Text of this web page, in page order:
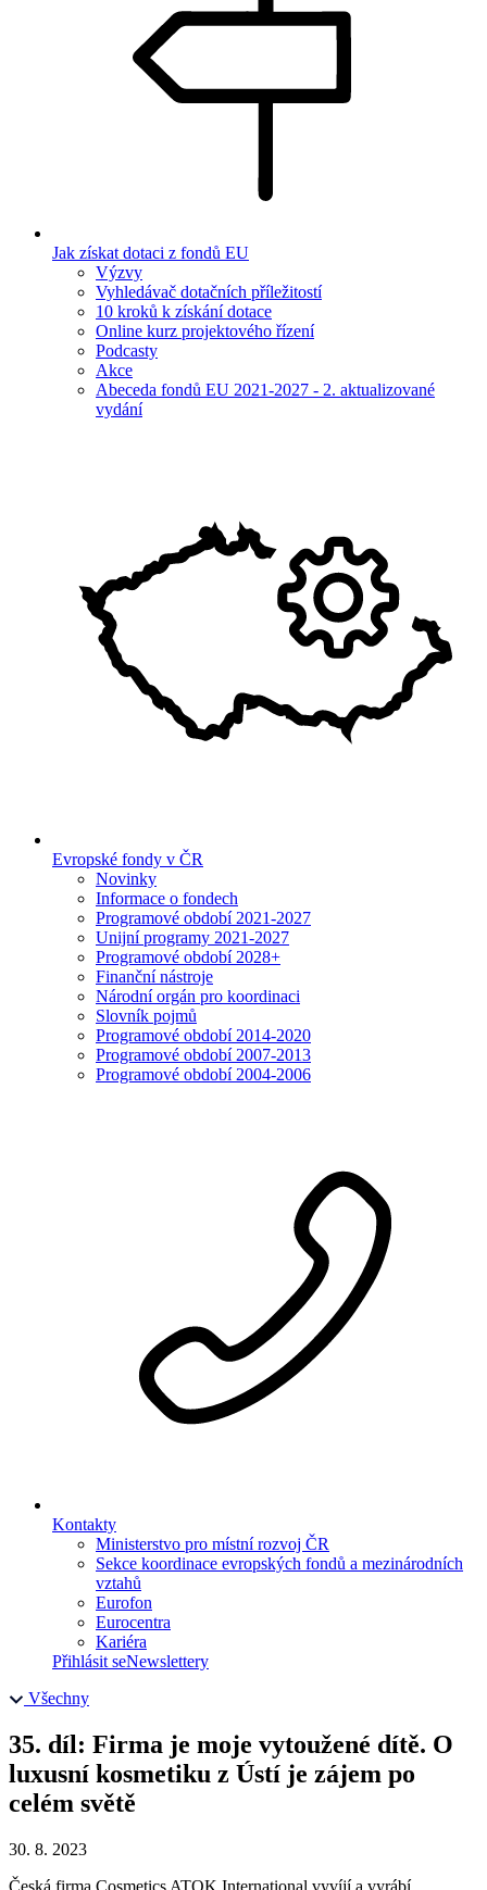
Jak získat dotaci z fondů EU
Výzvy
Vyhledávač dotačních příležitostí
10 kroků k získání dotace
Online kurz projektového řízení
Podcasty
Akce
Abeceda fondů EU 2021-2027 - 2. aktualizované
vydání
Evropské fondy v ČR
Novinky
Informace o fondech
Programové období 2021-2027
Unijní programy 2021-2027
Programové období 2028+
Finanční nástroje
Národní orgán pro koordinaci
Slovník pojmů
Programové období 2014-2020
Programové období 2007-2013
Programové období 2004-2006
Kontakty
Ministerstvo pro místní rozvoj ČR
Sekce koordinace evropských fondů a mezinárodních
vztahů
Eurofon
Eurocentra
Kariéra
Přihlásit seNewslettery
Všechny
35. díl: Firma je moje vytoužené dítě. O
luxusní kosmetiku z Ústí je zájem po
celém světě
30. 8. 2023
Česká firma Cosmetics ATOK International vyvíjí a vyrábí